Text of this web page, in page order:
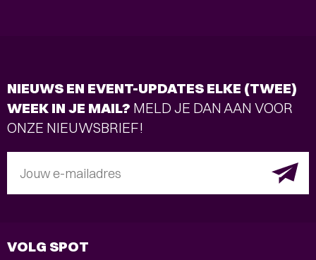
NIEUWS EN EVENT-UPDATES ELKE (TWEE)
WEEK IN JE MAIL? MELD JE DAN AAN VOOR
ONZE NIEUWSBRIEF!
Jouw e-mailadres
VOLG SPOT